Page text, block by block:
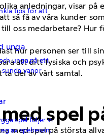
tips för att
unga
unga på ett
sunda vanor
spel följer vi
av spelresan.
anledningar, visar
så få av våra kunder
oss medarbetare?
hur personen ser till
att ditt fysiska och
del av vårt samtal.
spel
med spel på största